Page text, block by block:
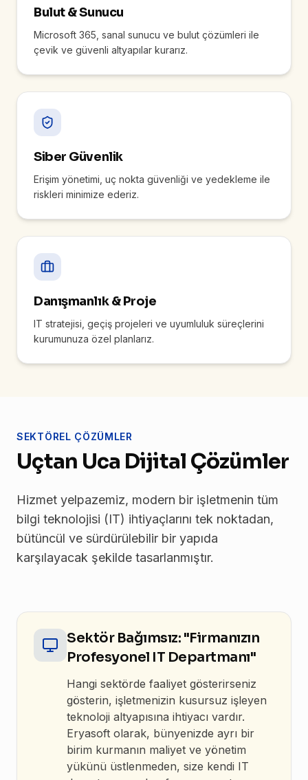
Bulut & Sunucu
Microsoft 365, sanal sunucu ve bulut çözümleri ile
çevik ve güvenli altyapılar kurarız.
Siber Güvenlik
Erişim yönetimi, uç nokta güvenliği ve yedekleme ile
riskleri minimize ederiz.
Danışmanlık & Proje
IT stratejisi, geçiş projeleri ve uyumluluk süreçlerini
kurumunuza özel planlarız.
SEKTÖREL ÇÖZÜMLER
Uçtan Uca Dijital Çözümler
Hizmet yelpazemiz, modern bir işletmenin tüm
bilgi teknolojisi (IT) ihtiyaçlarını tek noktadan,
bütüncül ve sürdürülebilir bir yapıda
karşılayacak şekilde tasarlanmıştır.
Sektör Bağımsız: "Firmanızın
Profesyonel IT Departmanı"
Hangi sektörde faaliyet gösterirseniz
gösterin, işletmenizin kusursuz işleyen
teknoloji altyapısına ihtiyacı vardır.
Eryasoft olarak, bünyenizde ayrı bir
birim kurmanın maliyet ve yönetim
yükünü üstlenmeden, size kendi IT